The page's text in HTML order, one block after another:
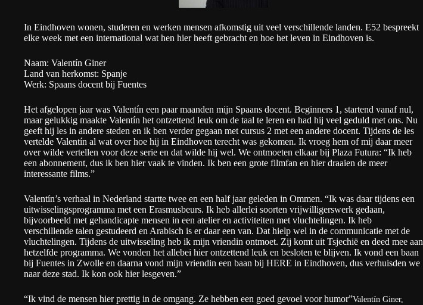
In Eindhoven wonen, studeren en werken mensen afkomstig uit veel verschillende landen. E52 bespreekt
elke week met een international wat hen hier heeft gebracht en hoe het leven in Eindhoven is.
Naam: Valentín Giner
Land van herkomst: Spanje
Werk: Spaans docent bij Fuentes
Het afgelopen jaar was Valentín een paar maanden mijn Spaans docent. Beginners 1, startend vanaf nul,
maar gelukkig maakte Valentín het ontzettend leuk om de taal te leren en had hij veel geduld met ons. Nu
geeft hij les in andere steden en ik ben verder gegaan met cursus 2 met een andere docent. Tijdens de les
vertelde Valentín al wat over hoe hij in Eindhoven terecht was gekomen. Ik vroeg hem of mij daar meer
over wilde vertellen voor deze serie en dat wilde hij wel. We ontmoeten elkaar bij Plaza Futura: “Ik heb
een abonnement, dus ik ben hier vaak te vinden. Ik ben een grote filmfan en hier draaien de meer
interessante films.”
Valentín’s verhaal in Nederland startte twee en een half jaar geleden in Ommen. “Ik was daar tijdens een
uitwisselingsprogramma met een Erasmusbeurs. Ik heb allerlei soorten vrijwilligerswerk gedaan,
bijvoorbeeld met gehandicapte mensen in een atelier en activiteiten met vluchtelingen. Ik heb
verschillende talen gestudeerd en Arabisch is er daar een van. Dat hielp wel in de communicatie met de
vluchtelingen. Tijdens de uitwisseling heb ik mijn vriendin ontmoet. Zij komt uit Tsjechië en deed mee aan
hetzelfde programma. We vonden het allebei hier ontzettend leuk en besloten te blijven. Ik vond een baan
bij Fuentes in Zwolle en daarna vond mijn vriendin een baan bij HERE in Eindhoven, dus verhuisden we
naar deze stad. Ik kon ook hier lesgeven.”
“Ik vind de mensen hier prettig in de omgang. Ze hebben een goed gevoel voor humor”Valentín Giner,